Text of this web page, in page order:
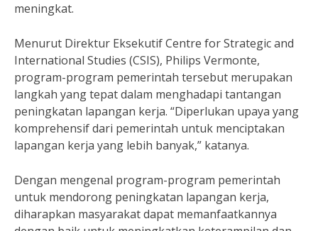
meningkat.
Menurut Direktur Eksekutif Centre for Strategic and
International Studies (CSIS), Philips Vermonte,
program-program pemerintah tersebut merupakan
langkah yang tepat dalam menghadapi tantangan
peningkatan lapangan kerja. “Diperlukan upaya yang
komprehensif dari pemerintah untuk menciptakan
lapangan kerja yang lebih banyak,” katanya.
Dengan mengenal program-program pemerintah
untuk mendorong peningkatan lapangan kerja,
diharapkan masyarakat dapat memanfaatkannya